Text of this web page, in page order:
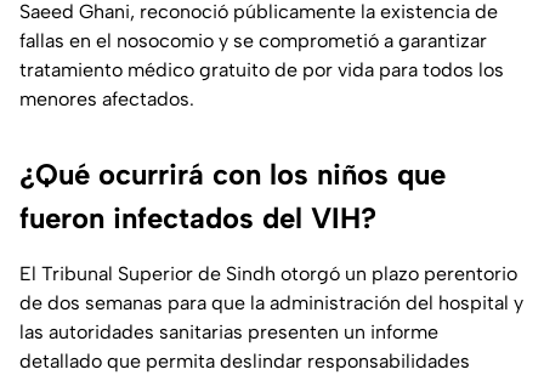
Saeed Ghani, reconoció públicamente la existencia de
fallas en el nosocomio y se comprometió a garantizar
tratamiento médico gratuito de por vida para todos los
menores afectados.
¿Qué ocurrirá con los niños que
fueron infectados del VIH?
El Tribunal Superior de Sindh otorgó un plazo perentorio
de dos semanas para que la administración del hospital y
las autoridades sanitarias presenten un informe
detallado que permita deslindar responsabilidades